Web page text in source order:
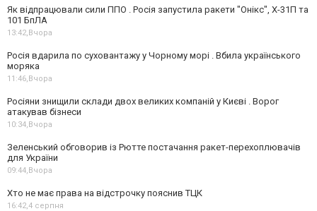
Як відпрацювали сили ППО . Росія запустила ракети "Онікс", Х-31П та
101 БпЛА
13:42,Вчора
Росія вдарила по суховантажу у Чорному морі . Вбила українського
моряка
11:46,Вчора
Росіяни знищили склади двох великих компаній у Києві . Ворог
атакував бізнеси
10:34,Вчора
Зеленський обговорив із Рютте постачання ракет-перехоплювачів
для України
09:44,Вчора
Хто не має права на відстрочку пояснив ТЦК
16:42,4 серпня